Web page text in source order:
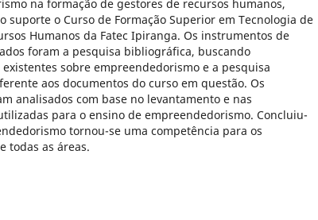
na formação de gestores de recursos humanos,
suporte o Curso de Formação Superior em Tecnologia de
Humanos da Fatec Ipiranga. Os instrumentos de
foram a pesquisa bibliográfica, buscando
sobre empreendedorismo e a pesquisa
aos documentos do curso em questão. Os
analisados com base no levantamento e nas
para o ensino de empreendedorismo. Concluiu-
tornou-se uma competência para os
todas as áreas.